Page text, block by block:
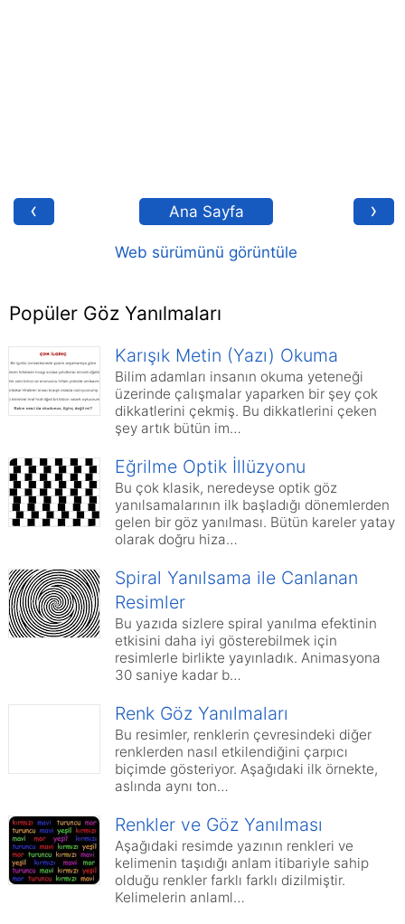
‹ ›
Ana Sayfa
Web sürümünü görüntüle
Popüler Göz Yanılmaları
Karışık Metin (Yazı) Okuma
Bilim adamları insanın okuma yeteneği
üzerinde çalışmalar yaparken bir şey çok
dikkatlerini çekmiş. Bu dikkatlerini çeken
şey artık bütün im…
Eğrilme Optik İllüzyonu
Bu çok klasik, neredeyse optik göz
yanılsamalarının ilk başladığı dönemlerden
gelen bir göz yanılması. Bütün kareler yatay
olarak doğru hiza…
Spiral Yanılsama ile Canlanan
Resimler
Bu yazıda sizlere spiral yanılma efektinin
etkisini daha iyi gösterebilmek için
resimlerle birlikte yayınladık. Animasyona
30 saniye kadar b…
Renk Göz Yanılmaları
Bu resimler, renklerin çevresindeki diğer
renklerden nasıl etkilendiğini çarpıcı
biçimde gösteriyor. Aşağıdaki ilk örnekte,
aslında aynı ton…
Renkler ve Göz Yanılması
Aşağıdaki resimde yazının renkleri ve
kelimenin taşıdığı anlam itibariyle sahip
olduğu renkler farklı farklı dizilmiştir.
Kelimelerin anlaml…